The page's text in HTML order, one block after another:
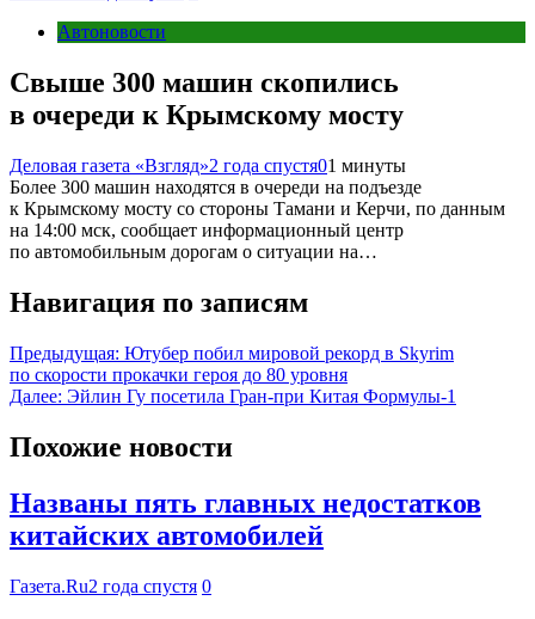
Автоновости
Свыше 300 машин скопились
в очереди к Крымскому мосту
Деловая газета «Взгляд»2 года спустя01 минуты
Более 300 машин находятся в очереди на подъезде
к Крымскому мосту со стороны Тамани и Керчи, по данным
на 14:00 мск, сообщает информационный центр
по автомобильным дорогам о ситуации на…
Навигация по записям
Предыдущая: Ютубер побил мировой рекорд в Skyrim
по скорости прокачки героя до 80 уровня
Далее: Эйлин Гу посетила Гран-при Китая Формулы-1
Похожие новости
Названы пять главных недостатков
китайских автомобилей
Газета.Ru2 года спустя 0